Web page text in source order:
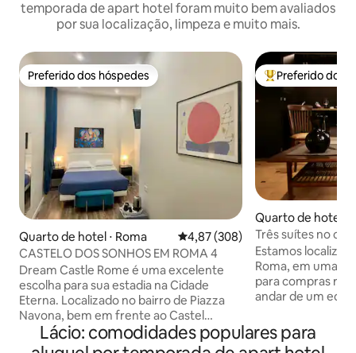
temporada de apart hotel foram muito bem avaliados
por sua localização, limpeza e muito mais.
Preferido dos hóspedes
Preferido dos hóspedes
Quarto de hotel ⋅ Roma 4,87 de uma avaliação média de
4,87 (308)
CASTELO DOS SONHOS EM ROMA 4
Dream Castle Rome é uma excelente
escolha para sua estadia na Cidade
Eterna. Localizado no bairro de Piazza
Navona, bem em frente ao Castel
Sant'Angelo, a área é considerada o
coração do centro histórico da cidade.
Entre os
Preferido dos
Quarto de hotel ⋅
Três suítes no
Estamos
Roma, em uma
para compras
andar de um
poucos passos da
Piazza Navona e
Lácio: comodidades populares para